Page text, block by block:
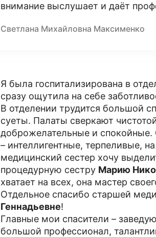
внимание выслушает и даёт
Светлана Михайловна Максименко
Я была госпитализирована в
сразу ощутила на себе
В отделении трудится большой
суеты. Палаты сверкают
доброжелательные и спокойные.
– интеллигентные, терпеливые,
медицинский сестер хочу
процедурную сестру Марию
хватает на всех, она мастер
Отдельное спасибо старшей
Геннадьевне!
Главные мои спасители –
большой профессионал,